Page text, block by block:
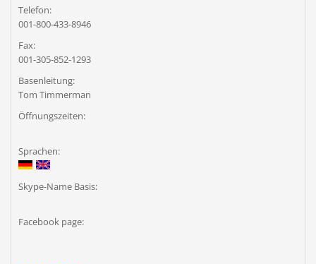
Telefon:
001-800-433-8946
Fax:
001-305-852-1293
Basenleitung:
Tom Timmerman
Öffnungszeiten:
Sprachen:
Skype-Name Basis:
Facebook page: